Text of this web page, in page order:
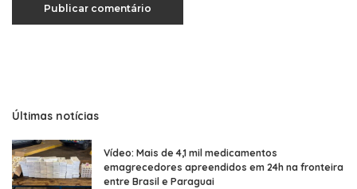
Últimas notícias
Vídeo: Mais de 4,1 mil medicamentos
emagrecedores apreendidos em 24h na fronteira
entre Brasil e Paraguai